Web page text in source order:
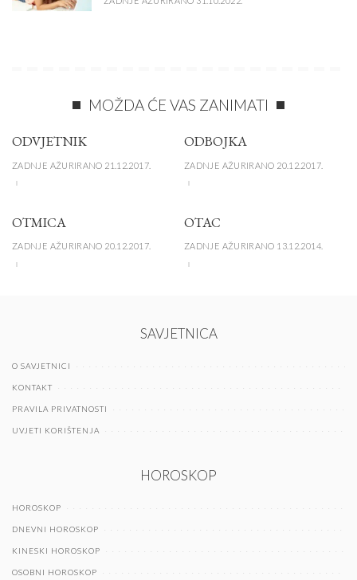
MOŽDA ĆE VAS ZANIMATI
ODVJETNIK
ZADNJE AŽURIRANO 21.12.2017.
ODBOJKA
ZADNJE AŽURIRANO 20.12.2017.
OTMICA
ZADNJE AŽURIRANO 20.12.2017.
OTAC
ZADNJE AŽURIRANO 13.12.2014.
SAVJETNICA
O SAVJETNICI
KONTAKT
PRAVILA PRIVATNOSTI
UVJETI KORIŠTENJA
HOROSKOP
HOROSKOP
DNEVNI HOROSKOP
KINESKI HOROSKOP
OSOBNI HOROSKOP